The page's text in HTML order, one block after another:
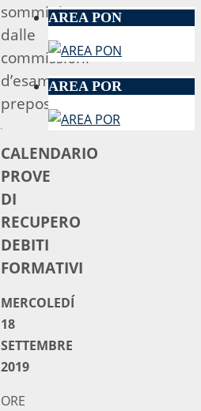
somministrate
dalle
commissioni
d’esame
preposte.
CALENDARIO
PROVE
DI
RECUPERO
DEBITI
FORMATIVI
MERCOLEDÍ
18
SETTEMBRE
2019
ORE
AREA PON
AREA POR